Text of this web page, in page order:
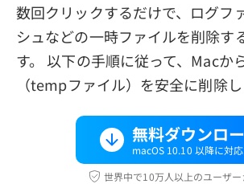
数回クリックするだけで、ログフ
シュなどの一時ファイルを削除す
す。 以下の手順に従って、Macか
（tempファイル）を安全に削除し
無料ダウンロ
macOS 10.10 以降に対応
世界中で10万人以上のユーザ